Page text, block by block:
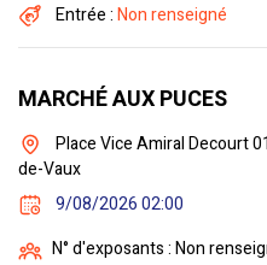
Entrée :Non renseigné
MARCHÉ AUX PUCES
Place Vice Amiral Decourt
de-Vaux
9/08/2026 02:00
N° d'exposants : Non